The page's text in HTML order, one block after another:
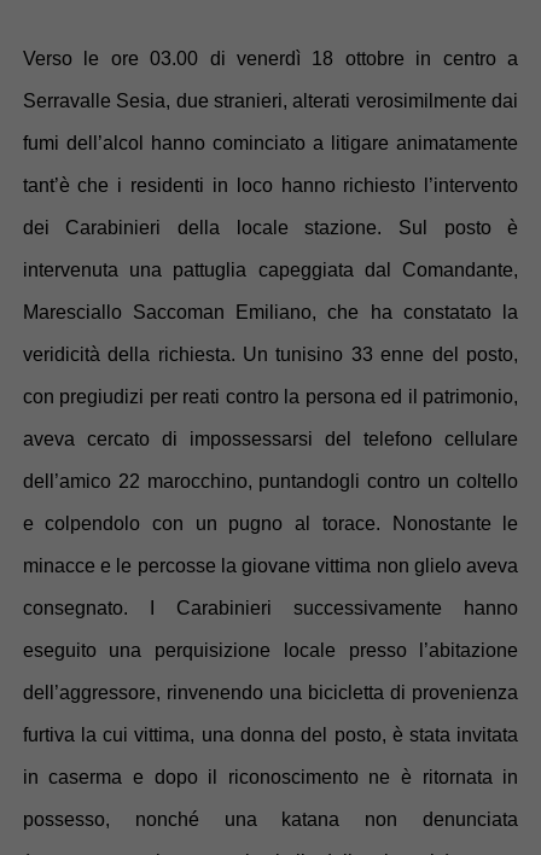
Verso le ore 03.00 di venerdì 18 ottobre in centro a
Serravalle Sesia, due stranieri, alterati verosimilmente dai
fumi dell’alcol hanno cominciato a litigare animatamente
tant’è che i residenti in loco hanno richiesto l’intervento
dei Carabinieri della locale stazione. Sul posto è
intervenuta una pattuglia capeggiata dal Comandante,
Maresciallo Saccoman Emiliano, che ha constatato la
veridicità della richiesta. Un tunisino 33 enne del posto,
con pregiudizi per reati contro la persona ed il patrimonio,
aveva cercato di impossessarsi del telefono cellulare
dell’amico 22 marocchino, puntandogli contro un coltello
e colpendolo con un pugno al torace. Nonostante le
minacce e le percosse la giovane vittima non glielo aveva
consegnato. I Carabinieri successivamente hanno
eseguito una perquisizione locale presso l’abitazione
dell’aggressore, rinvenendo una bicicletta di provenienza
furtiva la cui vittima, una donna del posto, è stata invitata
in caserma e dopo il riconoscimento ne è ritornata in
possesso, nonché una katana non denunciata